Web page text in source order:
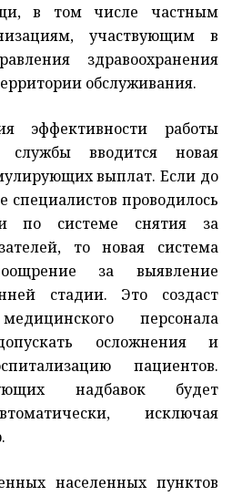
в том числе частным
участвующим в
здравоохранения
обслуживания.
эффективности работы
службы вводится новая
выплат. Если до
специалистов проводилось
по системе снятия за
то новая система
за выявление
стадии. Это создаст
персонала
осложнения и
пациентов.
надбавок будет
исключая
населенных пунктов